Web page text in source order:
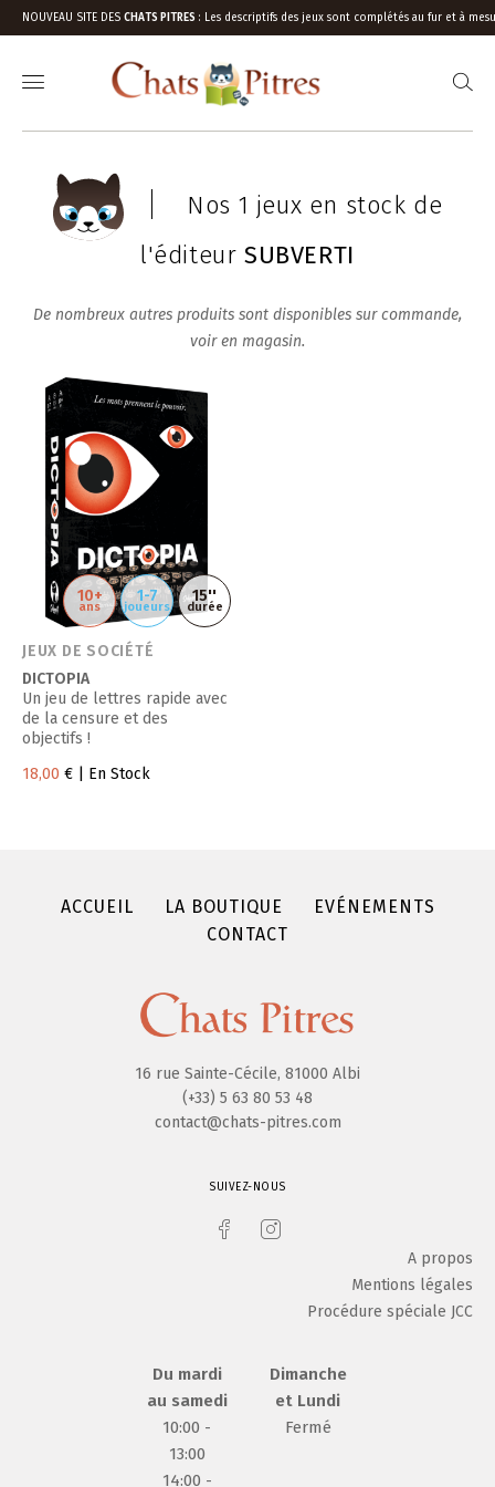
NOUVEAU SITE DES CHATS PITRES : Les descriptifs des jeux sont complétés au fur et à
Nos 1 jeux en stock de
l'éditeurSUBVERTI
De nombreux autres produits sont disponibles sur commande,
voir en magasin.
10+
ans
1-7
joueurs
15''
durée
JEUX DE SOCIÉTÉ
DICTOPIA
Un jeu de lettres rapide avec
de la censure et des
objectifs !
18,00 € | En Stock
ACCUEIL LA BOUTIQUE
EVÉNEMENTS
CONTACT
SUIVEZ-NOUS
16 rue Sainte-Cécile, 81000 Albi
(+33) 5 63 80 53 48
contact@chats-pitres.com
A propos
Mentions légales
Procédure spéciale JCC
Du mardi
au samedi
10:00 -
13:00
14:00 -
Dimanche
et Lundi
Fermé